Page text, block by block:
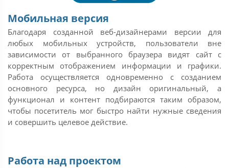
Мобильная версия
Благодаря созданной веб-дизайнерами версии для
любых мобильных устройств, пользователи вне
зависимости от выбранного браузера видят сайт с
корректным отображением информации и графики.
Работа осуществляется одновременно с созданием
основного ресурса, но дизайн оригинальный, а
функционал и контент подбираются таким образом,
чтобы посетитель мог быстро найти нужные сведения
и совершить целевое действие.
Работа над проектом